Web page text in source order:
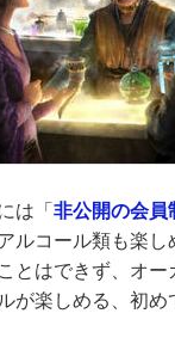
は「非公開の会員
ルコール類も楽
とはできず、オー
が楽しめる、初